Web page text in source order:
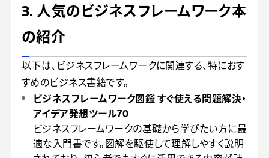
3. 人気のビジネスフレームワーク本
の紹介
以下は、ビジネスフレームワークに関連する、特におす
すめのビジネス書籍です。
ビジネスフレームワーク図鑑 すぐ使える問題解決・
アイデア発想ツール70
ビジネスフレームワークの基礎から学びたい方に最
適な入門書です。図解を駆使して理解しやすく説明